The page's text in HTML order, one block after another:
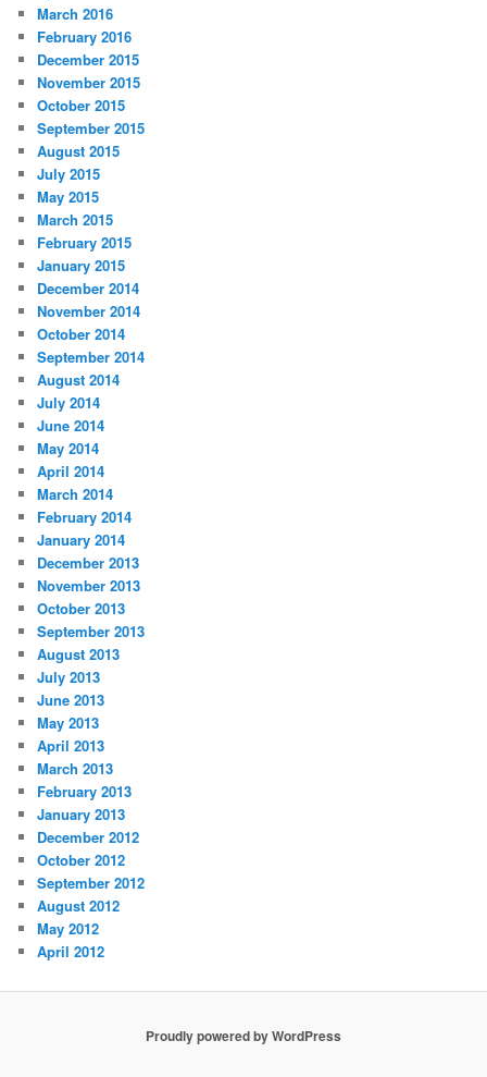
March 2016
February 2016
December 2015
November 2015
October 2015
September 2015
August 2015
July 2015
May 2015
March 2015
February 2015
January 2015
December 2014
November 2014
October 2014
September 2014
August 2014
July 2014
June 2014
May 2014
April 2014
March 2014
February 2014
January 2014
December 2013
November 2013
October 2013
September 2013
August 2013
July 2013
June 2013
May 2013
April 2013
March 2013
February 2013
January 2013
December 2012
October 2012
September 2012
August 2012
May 2012
April 2012
Proudly powered by WordPress